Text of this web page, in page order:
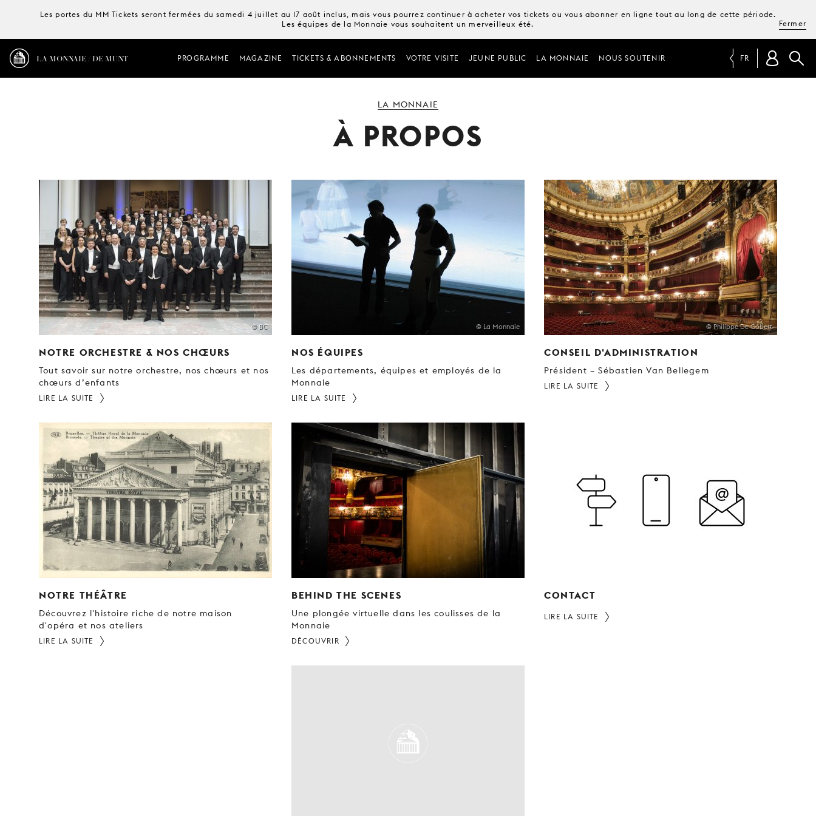
Les portes du MM Tickets seront fermées du samedi 4 juillet au 17 août inclus, mais vous pourrez continuer à acheter vos tickets ou vous abonner en ligne tout au long de cette période.
Les équipes de la Monnaie vous souhaitent un merveilleux été.
Fermer
LA MONNAIE / DE MUNT PROGRAMME MAGAZINE TICKETS & ABONNEMENTS VOTRE VISITE JEUNE PUBLIC LA MONNAIE NOUS SOUTENIR FR
LA MONNAIE
À PROPOS
© BC
NOTRE ORCHESTRE & NOS CHŒURS
Tout savoir sur notre orchestre, nos chœurs et nos
chœurs d’enfants
LIRE LA SUITE
© La Monnaie
NOS ÉQUIPES
Les départements, équipes et employés de la
Monnaie
LIRE LA SUITE
© Philippe De Gobert
CONSEIL D'ADMINISTRATION
Président – Sébastien Van Bellegem
LIRE LA SUITE
NOTRE THÉÂTRE
Découvrez l'histoire riche de notre maison
d'opéra et nos ateliers
LIRE LA SUITE
BEHIND THE SCENES
Une plongée virtuelle dans les coulisses de la
Monnaie
DÉCOUVRIR
CONTACT
LIRE LA SUITE